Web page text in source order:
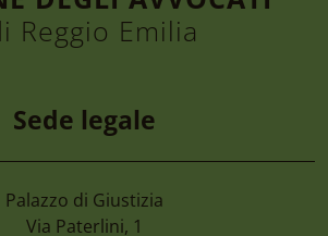
2026
Reggio Emilia
Sede legale
Palazzo di Giustizia
Via Paterlini, 1